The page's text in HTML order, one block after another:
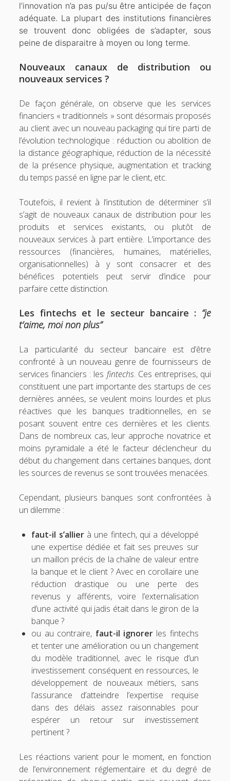
l’innovation n’a pas pu/su être anticipée de façon
adéquate. La plupart des institutions financières
se trouvent donc obligées de s’adapter, sous
peine de disparaitre à moyen ou long terme.
Nouveaux canaux de distribution ou
nouveaux services ?
De façon générale, on observe que les services
financiers « traditionnels » sont désormais proposés
au client avec un nouveau packaging qui tire parti de
l’évolution technologique : réduction ou abolition de
la distance géographique, réduction de la nécessité
de la présence physique, augmentation et tracking
du temps passé en ligne par le client, etc.
Toutefois, il revient à l’institution de déterminer s’il
s’agit de nouveaux canaux de distribution pour les
produits et services existants, ou plutôt de
nouveaux services à part entière. L’importance des
ressources (financières, humaines, matérielles,
organisationnelles) à y sont consacrer et des
bénéfices potentiels peut servir d’indice pour
parfaire cette distinction.
Les fintechs et le secteur bancaire : “je
t’aime, moi non plus”
La particularité du secteur bancaire est d’être
confronté à un nouveau genre de fournisseurs de
services financiers : les fintechs. Ces entreprises, qui
constituent une part importante des startups de ces
dernières années, se veulent moins lourdes et plus
réactives que les banques traditionnelles, en se
posant souvent entre ces dernières et les clients.
Dans de nombreux cas, leur approche novatrice et
moins pyramidale a été le facteur déclencheur du
début du changement dans certaines banques, dont
les sources de revenus se sont trouvées menacées.
Cependant, plusieurs banques sont confrontées à
un dilemme :
faut-il s’allierà une fintech, qui a développé
une expertise dédiée et fait ses preuves sur
un maillon précis de la chaîne de valeur entre
la banque et le client ? Avec en corollaire une
réduction drastique ou une perte des
revenus y afférents, voire l’externalisation
d’une activité qui jadis était dans le giron de la
banque ?
ou au contraire, faut-il ignorerles fintechs
et tenter une amélioration ou un changement
du modèle traditionnel, avec le risque d’un
investissement conséquent en ressources, le
développement de nouveaux métiers, sans
l’assurance d’atteindre l’expertise requise
dans des délais assez raisonnables pour
espérer un retour sur investissement
pertinent ?
Les réactions varient pour le moment, en fonction
de l’environnement réglementaire et du degré de